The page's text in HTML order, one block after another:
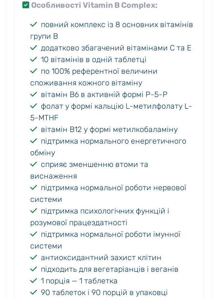
Особливості Vitamin B Complex:
повний комплекс із 8 основних вітамінів
групи B
додатково збагачений вітамінами C та E
10 вітамінів в одній таблетці
по 100% референтної величини
споживання кожного вітаміну
вітамін B6 в активній формі P-5-P
фолат у формі кальцію L-метилфолату L-
5-MTHF
вітамін B12 у формі метилкобаламіну
підтримка нормального енергетичного
обміну
сприяє зменшенню втоми та
виснаження
підтримка нормальної роботи нервової
системи
підтримка психологічних функцій і
розумової працездатності
підтримка нормальної роботи імунної
системи
антиоксидантний захист клітин
підходить для вегетаріанців і веганів
1 порція — 1 таблетка
90 таблеток і 90 порцій в упаковці